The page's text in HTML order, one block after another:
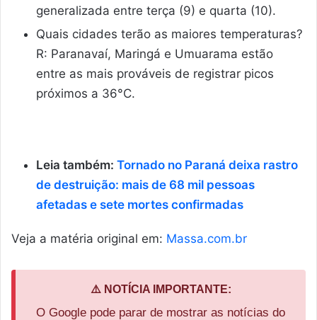
generalizada entre terça (9) e quarta (10).
Quais cidades terão as maiores temperaturas?
R: Paranavaí, Maringá e Umuarama estão
entre as mais prováveis de registrar picos
próximos a 36°C.
Leia também: Tornado no Paraná deixa rastro
de destruição: mais de 68 mil pessoas
afetadas e sete mortes confirmadas
Veja a matéria original em: Massa.com.br
⚠️ NOTÍCIA IMPORTANTE:
O Google pode parar de mostrar as notícias do